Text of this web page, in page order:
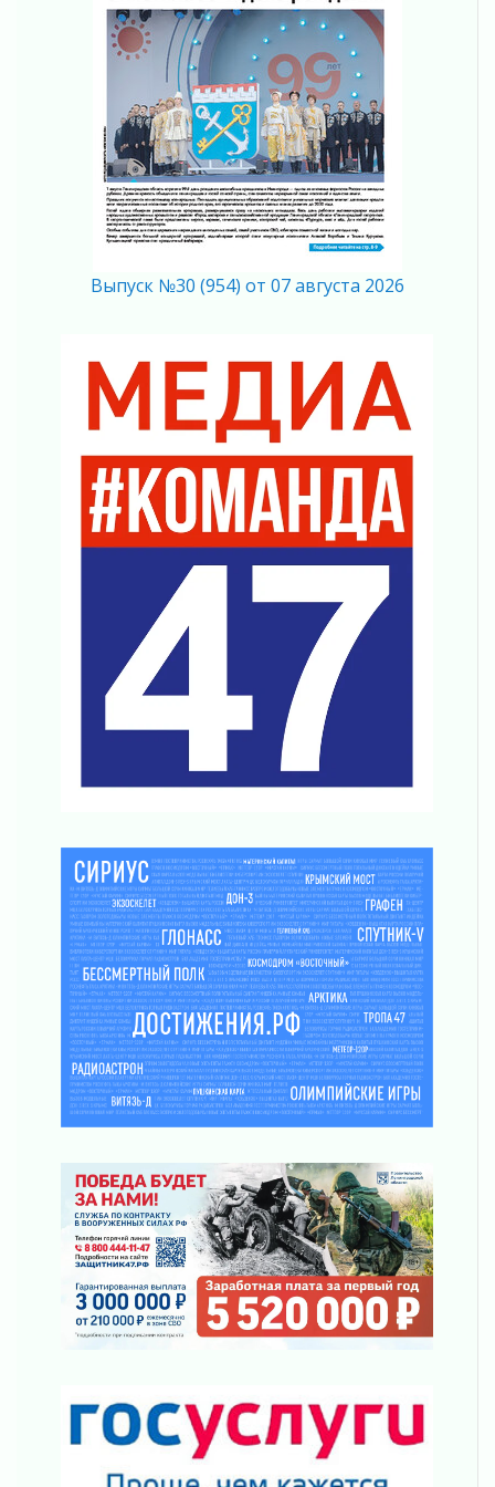
мобильного трафика
04 августа 2026
Полумрак бьёт по карману
04 августа 2026
Вниманию автомобилистов!
04 августа 2026
Память, сталь и музыка
04 августа 2026
Регион готовится к выборам
Никакого принуждения, только письменное
Без риска для здоровья и кошелька
04 августа 2026
Важная информация
Что делать со сбережениями
04 августа 2026
Награды нашли строителей
03 августа 2026
Ленобласть повышает производительность
Поддержка волонтерских объединений
03 августа 2026
Ладожский мост полностью закроют на два
Музеи Ленобласти обновляют пространства
03 августа 2026
Часть медиков в Ленобласти сможет
рассчитывать на доплату от региона
03 августа 2026
За сутки в Ленинградской области
ликвидировали 10 пожаров
03 августа 2026
Клюква наливается, но в корзинку пока не
просится
03 августа 2026
Строительные компании Ленобласти
подняли зарплаты почти на 40% за год
Шесть новых жизней в честь дня рождения
Ленинградской области
03 августа 2026
Уроки безопасности для детей и взрослых
03 августа 2026
Ленобласть отмечает День Воздушно-
десантных войск
02 августа 2026
Ленобласть отметила заслуги жителей перед
регионом и страной
Выпуск №30 (954) от 07 августа 2026